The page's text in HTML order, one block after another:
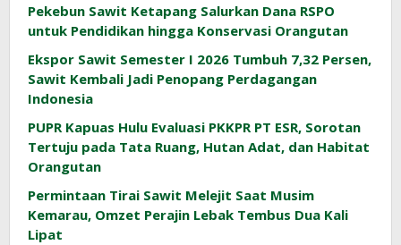
Pekebun Sawit Ketapang Salurkan Dana RSPO
untuk Pendidikan hingga Konservasi Orangutan
Ekspor Sawit Semester I 2026 Tumbuh 7,32 Persen,
Sawit Kembali Jadi Penopang Perdagangan
Indonesia
PUPR Kapuas Hulu Evaluasi PKKPR PT ESR, Sorotan
Tertuju pada Tata Ruang, Hutan Adat, dan Habitat
Orangutan
Permintaan Tirai Sawit Melejit Saat Musim
Kemarau, Omzet Perajin Lebak Tembus Dua Kali
Lipat